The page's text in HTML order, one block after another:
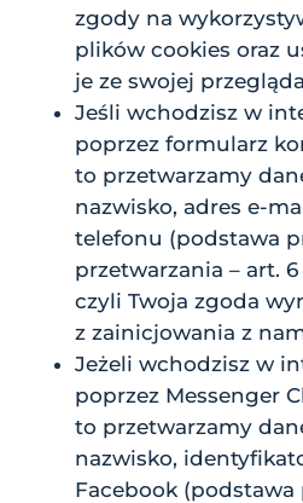
zgody na
plików cookies oraz
je ze swojej
Jeśli wchodzisz w
poprzez formularz
to przetwarzamy
nazwisko, adres e-
telefonu (podstawa
przetwarzania – art. 6
czyli Twoja zgoda
z zainicjowania z
Jeżeli wchodzisz w
poprzez Messenger
to przetwarzamy
nazwisko,
Facebook (podstawa